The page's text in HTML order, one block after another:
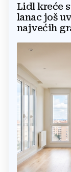
Lidl kreće
lanac još
najvećih